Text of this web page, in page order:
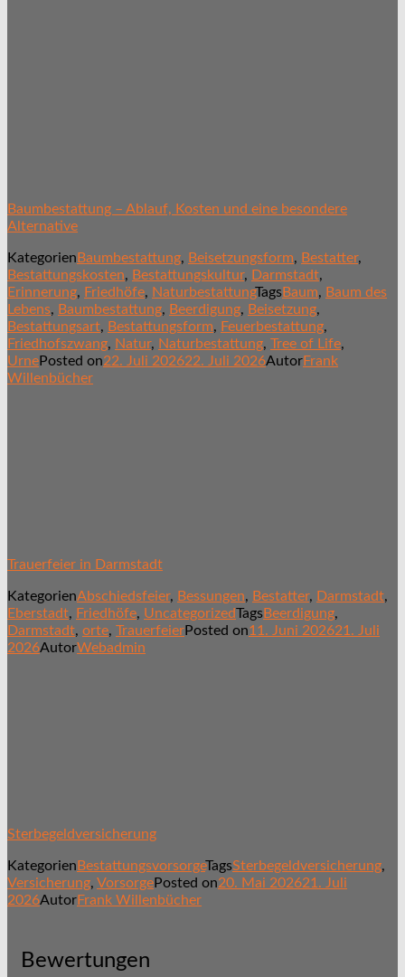
Baumbestattung – Ablauf, Kosten und eine besondere
Alternative
Kategorien Baumbestattung, Beisetzungsform, Bestatter,
Bestattungskosten, Bestattungskultur, Darmstadt,
Erinnerung, Friedhöfe, NaturbestattungTagsBaum, Baum des
Lebens, Baumbestattung, Beerdigung, Beisetzung,
Bestattungsart, Bestattungsform, Feuerbestattung,
Friedhofszwang, Natur, Naturbestattung, Tree of Life,
UrnePosted on22. Juli 202622. Juli 2026AutorFrank
Willenbücher
Trauerfeier in Darmstadt
KategorienAbschiedsfeier, Bessungen, Bestatter, Darmstadt,
Eberstadt, Friedhöfe, UncategorizedTagsBeerdigung,
Darmstadt, orte, TrauerfeierPosted on11. Juni 202621. Juli
2026AutorWebadmin
Sterbegeldversicherung
Kategorien BestattungsvorsorgeTagsSterbegeldversicherung,
Versicherung, VorsorgePosted on20. Mai 202621. Juli
2026AutorFrank Willenbücher
Bewertungen